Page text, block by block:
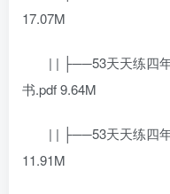
17.07M
| | ├──53天天练四
书.pdf 9.64M
| | ├──53天天练四
11.91M